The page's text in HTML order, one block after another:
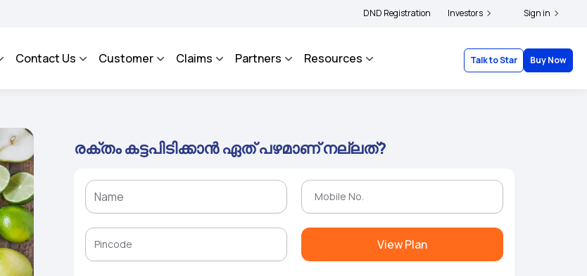
- An Integrated Grievance Management System to facilitate the policyholders and complainants to file their grievances with IRDAI - Click here to know
DND Registration Investors Sign in
Contact Us Customer Claims Partners Resources Talk to Star Buy Now
രക്തം കട്ടപിടിക്കാൻ ഏത് പഴമാണ് നല്ലത്?
View Plan